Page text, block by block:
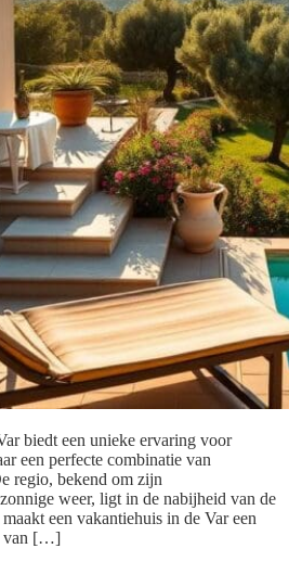
biedt een unieke ervaring voor
een perfecte combinatie van
regio, bekend om zijn
weer, ligt in de nabijheid van de
een vakantiehuis in de Var een
van […]